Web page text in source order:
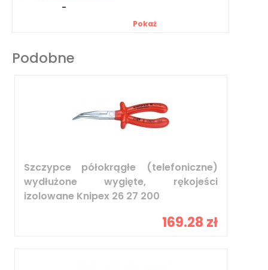
-
Pokaż
Podobne
Szczypce półokrągłe (telefoniczne)
wydłużone wygięte, rękojeści
izolowane Knipex 26 27 200
169.28 zł